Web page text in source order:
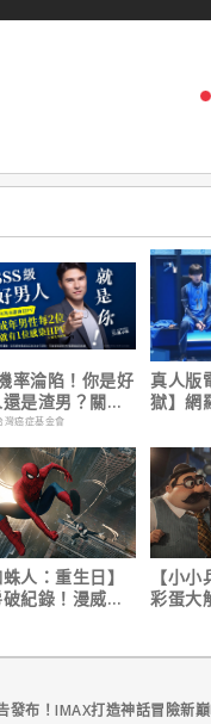
率淪陷！你是好
是渣男？關鍵
灣癌症基金會
真人版
獄】網
蛛人：重生日】
紀錄！漫威總
【小小
彩蛋大
發布！IMAX打造神話冒險新